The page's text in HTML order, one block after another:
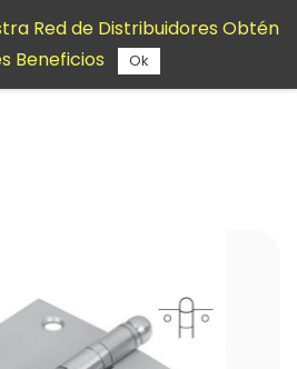
Red de Distribuidores Obtén
Beneficios
Ok